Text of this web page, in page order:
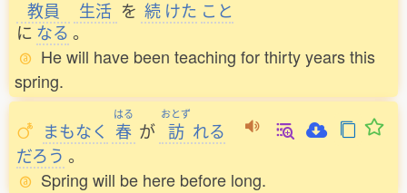
教員 生活 を 続 けた こと
に なる 。
He will have been teaching for thirty years this
spring.
まもなく
はる
春 が
おとず
訪 れる
だろう 。
Spring will be here before long.